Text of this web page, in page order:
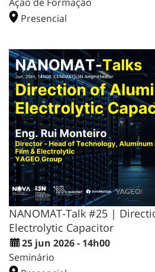
Presencial
NANOMAT-Talk #25 |
Electrolytic Capacitor
25 jun 2026 - 14h00
Seminário